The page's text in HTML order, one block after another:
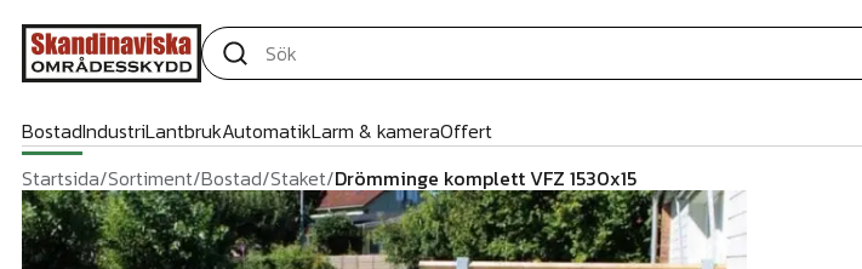
BostadIndustriLantbrukAutomatikLarm & kameraOffert
Startsida/Sortiment/Bostad/Staket/Drömminge komplett VFZ 1530x15